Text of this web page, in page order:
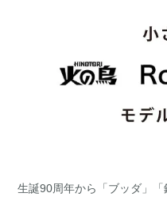
生誕90周年から「ブッダ」